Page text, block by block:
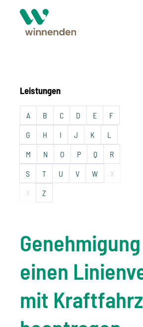
Leistungen
A B C D E F
G H I J K L
M N O P Q R
S T U V W X
Y Z
einen
mit